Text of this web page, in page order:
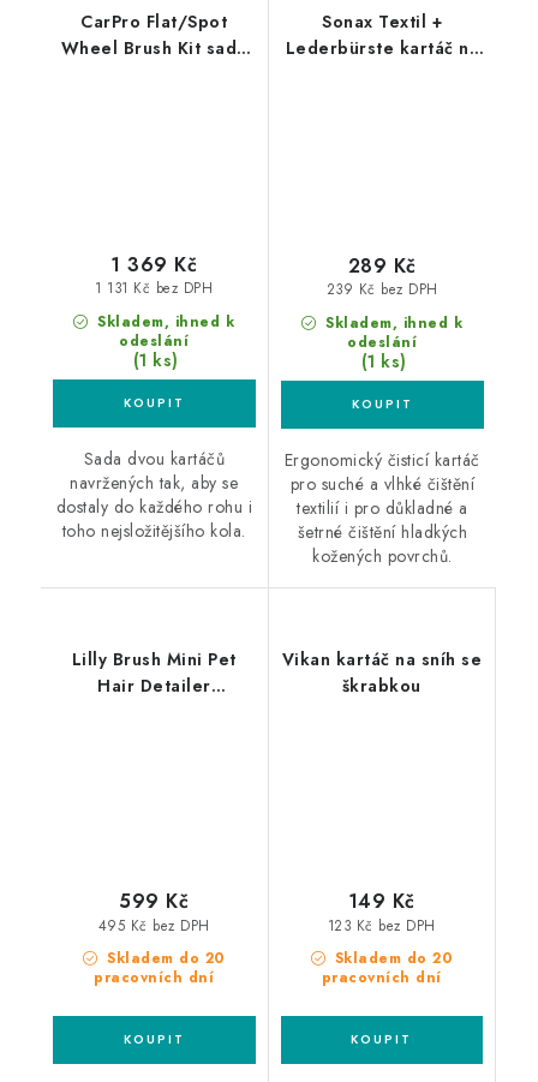
CarPro Flat/Spot
Wheel Brush Kit sada
Skladem, ihned k
odeslání
(1 ks)
1 131 Kč bez DPH
1 369 Kč
Sada dvou kartáčů
navržených tak, aby se
dostaly do každého rohu i
toho nejsložitějšího kola.
Sonax Textil +
Lederbürste kartáč na
Skladem, ihned k
odeslání
(1 ks)
239 Kč bez DPH
289 Kč
Ergonomický čisticí kartáč
pro suché a vlhké čištění
textilií i pro důkladné a
šetrné čištění hladkých
kožených povrchů.
Lilly Brush Mini Pet
Hair Detailer
Skladem do 20
pracovních dní
495 Kč bez DPH
599 Kč
Vikan kartáč na sníh se
škrabkou
Skladem do 20
pracovních dní
123 Kč bez DPH
149 Kč